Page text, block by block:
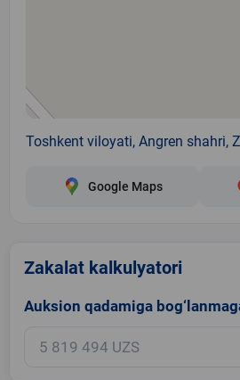
Toshkent viloyati, Angren shahri,
Google Maps
Zakalat kalkulyatori
Auksion qadamiga